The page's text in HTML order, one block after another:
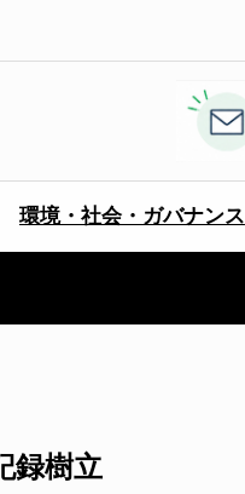
環境・社会・ガバナンス
録樹立